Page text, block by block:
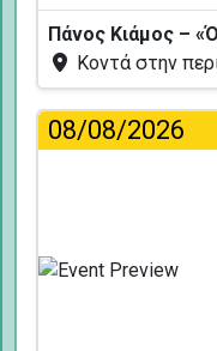
Πάνος Κιάμος –
Κοντά στην
08/08/2026